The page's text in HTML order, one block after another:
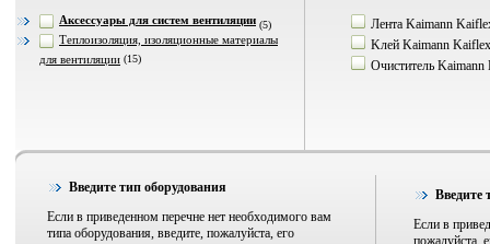
Аксессуары для систем вентиляции (5)
Теплоизоляция, изоляционные материалы
для вентиляции (15)
Лента Kaimann
Kлей Kaimann Kaiflex
Очиститель
Введите тип оборудования
Если в приведенном перечне нет необходимого вам
типа оборудования, введите, пожалуйста, его
Введите
Если в
пожалуйста,